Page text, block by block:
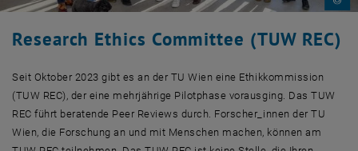
Research Ethics Committee (TUW REC)
Seit Oktober 2023 gibt es an der TU Wien eine Ethikkommission
(TUW REC), der eine mehrjährige Pilotphase vorausging. Das TUW
REC führt beratende Peer Reviews durch. Forscher_innen der TU
Wien, die Forschung an und mit Menschen machen, können am